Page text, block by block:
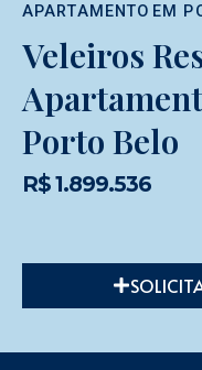
APARTAMENTO EM
Veleiros
Porto Belo
R$ 1.899.536